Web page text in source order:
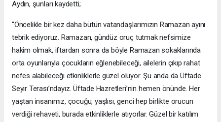
Aydın, şunları kaydetti;
“Öncelikle bir kez daha bütün vatandaşlarımızın Ramazan ayını
tebrik ediyoruz. Ramazan, gündüz oruç tutmak nefsimize
hakim olmak, iftardan sonra da böyle Ramazan sokaklarında
orta oyunlarıyla çocukların eğlenebileceği, ailelerin çıkıp rahat
nefes alabileceği etkinliklerle güzel oluyor. Şu anda da Üftade
Seyir Terası’ndayız. Üftade Hazretleri’nin hemen önünde. Her
yaştan insanımız, çocuğu, yaşlısı, genci hep birlikte orucun
verdiği rehaveti, burada etkinliklerle atıyorlar. Güzel bir katılım